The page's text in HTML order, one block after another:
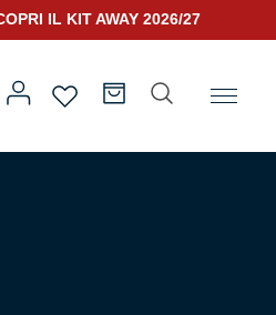
IL KIT AWAY 2026/27